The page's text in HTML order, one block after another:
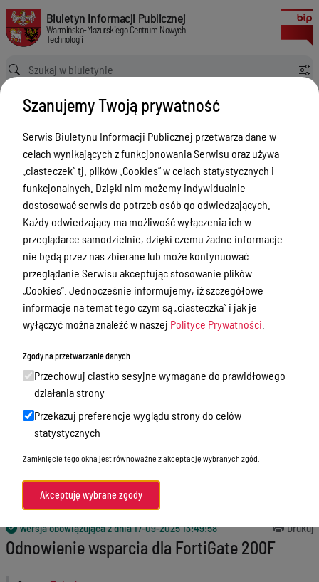
Odnowienie wsparcia dla FortiGate 200F
Biuletyn Informacji Publicznej Warmińsko-Mazurskiego Centrum
Biuletyn Informacji Publicznej
Warmińsko-Mazurskiego Centrum Nowych
Technologii
Ścieżka powrotu
Strona główna
Zamówienia publiczne
Odnowienie wsparcia dla FortiGate 200F
Zamówienia publiczne
Menu Przedmiotowe
Statut
Akty prawne
Regulamin organizacyjny
Finanse i Majątek
Zadania wspólne
Biura
Zamówienia publiczne
Nabór
Skargi i wnioski
Zgłaszanie naruszeń prawa
Menu Podmiotowe
Wersja obowiązująca z dnia17-09-2025 13:49:58 Drukuj
Odnowienie wsparcia dla FortiGate 200F
Szanujemy Twoją prywatność
Serwis Biuletynu Informacji Publicznej przetwarza dane w
celach wynikających z funkcjonowania Serwisu oraz używa
„ciasteczek” tj. plików „Cookies” w celach statystycznych i
funkcjonalnych. Dzięki nim możemy indywidualnie
dostosować serwis do potrzeb osób go odwiedzających.
Każdy odwiedzający ma możliwość wyłączenia ich w
przeglądarce samodzielnie, dzięki czemu żadne informacje
nie będą przez nas zbierane lub może kontynuować
przeglądanie Serwisu akceptując stosowanie plików
„Cookies”. Jednocześnie informujemy, iż szczegółowe
informacje na temat tego czym są „ciasteczka” i jak je
wyłączyć można znaleźć w naszej Polityce Prywatności
Zgody na przetwarzanie danych
Przechowuj ciastko sesyjne wymagane do prawidłowego
działania strony
Przekazuj preferencje wyglądu strony do celów
statystycznych
Zamknięcie tego okna jest równoważne z akceptację wybranych zgód.
Akceptuję wybrane zgody